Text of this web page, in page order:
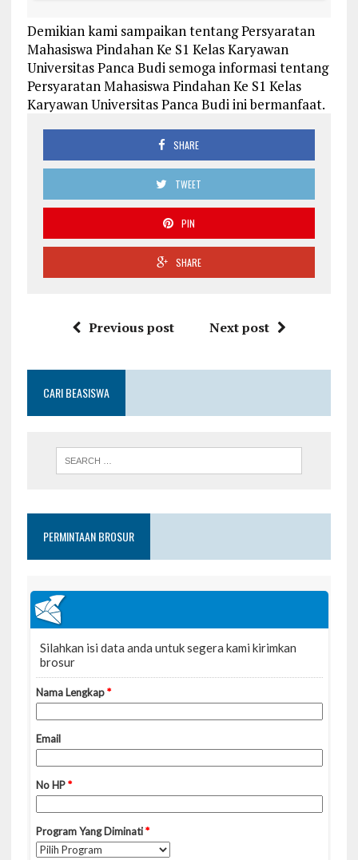
Demikian kami sampaikan tentang Persyaratan
Mahasiswa Pindahan Ke S1 Kelas Karyawan
Universitas Panca Budi semoga informasi tentang
Persyaratan Mahasiswa Pindahan Ke S1 Kelas
Karyawan Universitas Panca Budi ini bermanfaat.
SHARE
TWEET
PIN
SHARE
Previous post Next post
CARI BEASISWA
PERMINTAAN BROSUR